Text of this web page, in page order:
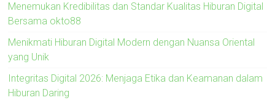
Menemukan Kredibilitas dan Standar Kualitas Hiburan Digital
Bersama okto88
Menikmati Hiburan Digital Modern dengan Nuansa Oriental
yang Unik
Integritas Digital 2026: Menjaga Etika dan Keamanan dalam
Hiburan Daring